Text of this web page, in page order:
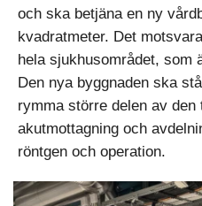
och ska betjäna en ny
kvadratmeter. Det
hela sjukhusområdet, som
Den nya byggnaden ska
rymma större delen av
akutmottagning och
röntgen och operation.